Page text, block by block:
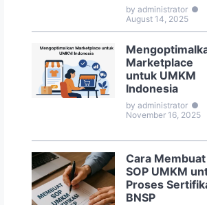
by administrator ●
August 14, 2025
Marketplace
untuk UMKM
Indonesia
by administrator ●
November 16, 2025
Cara Membuat
SOP UMKM
Proses
BNSP